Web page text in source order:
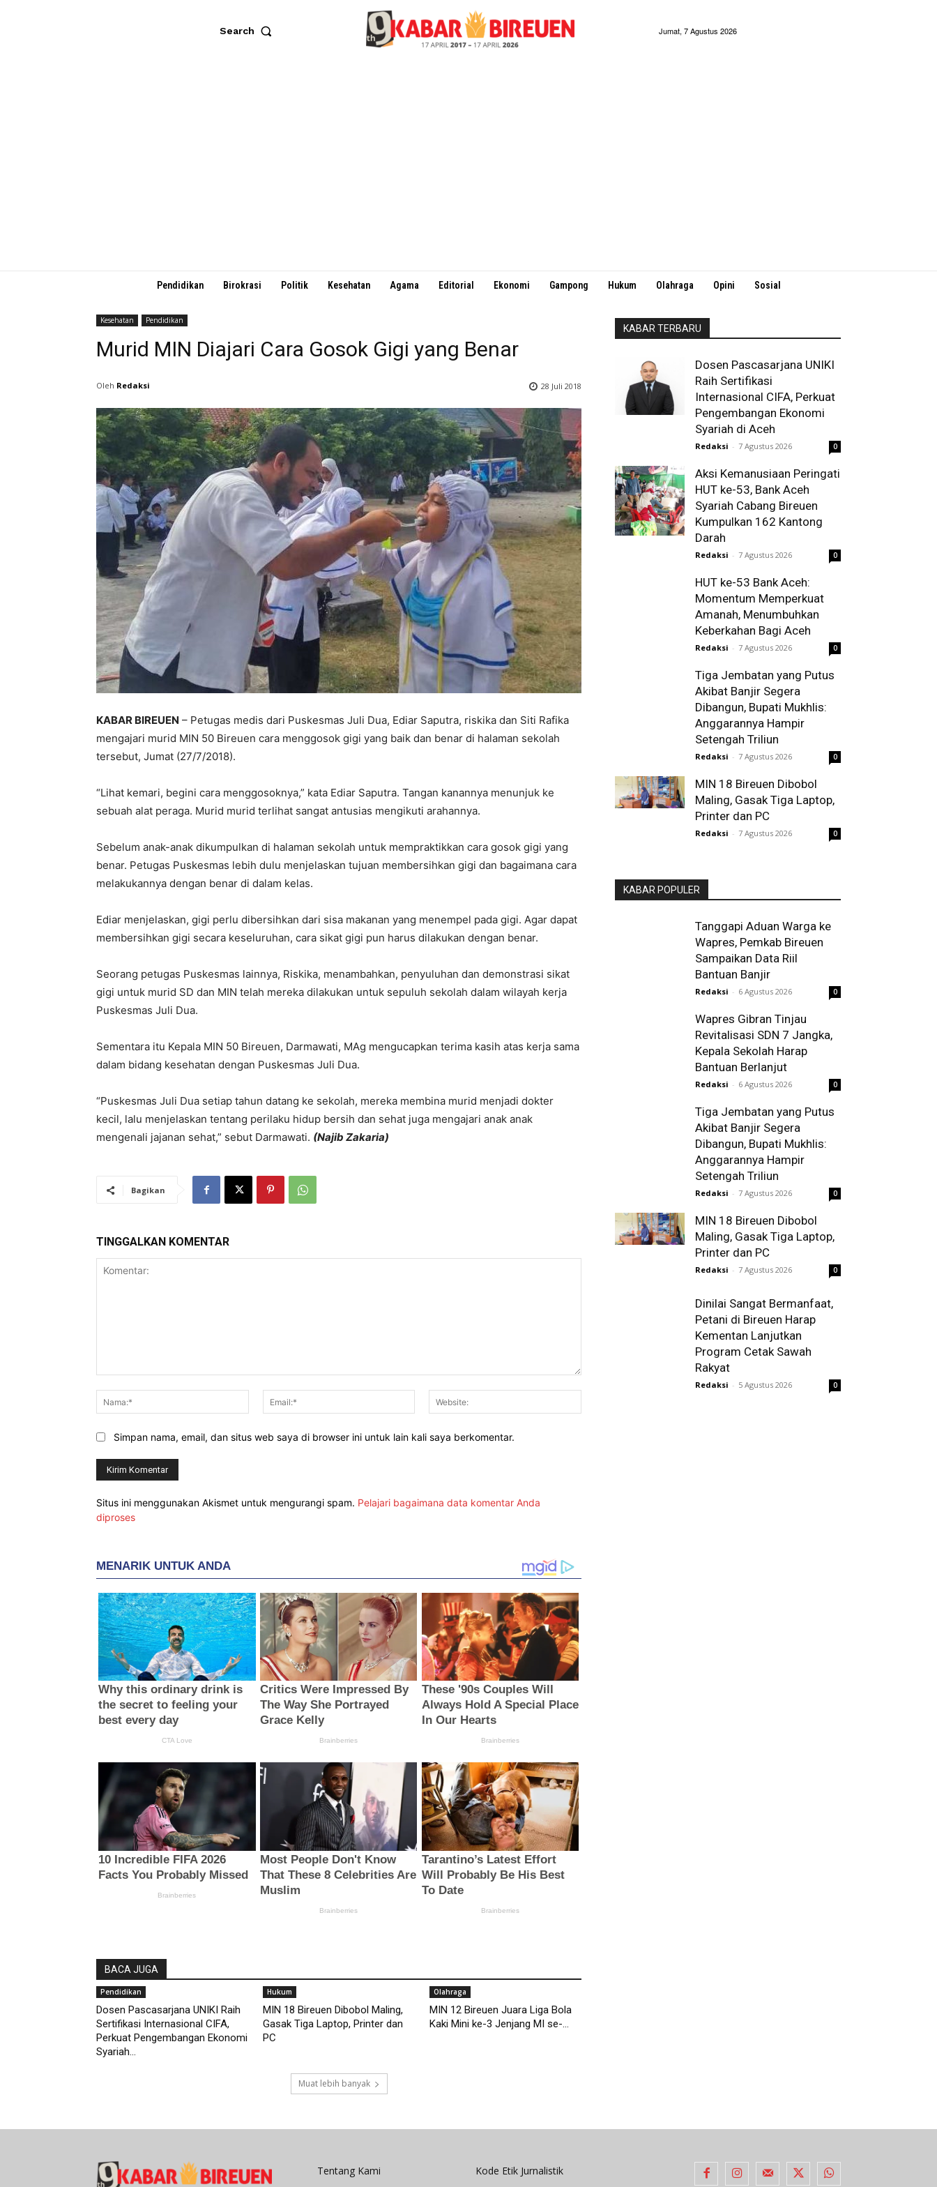
Search Jumat, 7 Agustus 2026
Pendidikan Birokrasi Politik Kesehatan Agama Editorial Ekonomi Gampong Hukum Olahraga Opini Sosial
Kesehatan Pendidikan
Murid MIN Diajari Cara Gosok Gigi yang Benar
Oleh Redaksi 28 Juli 2018
KABAR BIREUEN – Petugas medis dari Puskesmas Juli Dua, Ediar Saputra, riskika dan Siti Rafika
mengajari murid MIN 50 Bireuen cara menggosok gigi yang baik dan benar di halaman sekolah
tersebut, Jumat (27/7/2018).
“Lihat kemari, begini cara menggosoknya,” kata Ediar Saputra. Tangan kanannya menunjuk ke
sebuah alat peraga. Murid murid terlihat sangat antusias mengikuti arahannya.
Sebelum anak-anak dikumpulkan di halaman sekolah untuk mempraktikkan cara gosok gigi yang
benar. Petugas Puskesmas lebih dulu menjelaskan tujuan membersihkan gigi dan bagaimana cara
melakukannya dengan benar di dalam kelas.
Ediar menjelaskan, gigi perlu dibersihkan dari sisa makanan yang menempel pada gigi. Agar dapat
membersihkan gigi secara keseluruhan, cara sikat gigi pun harus dilakukan dengan benar.
Seorang petugas Puskesmas lainnya, Riskika, menambahkan, penyuluhan dan demonstrasi sikat
gigi untuk murid SD dan MIN telah mereka dilakukan untuk sepuluh sekolah dalam wilayah kerja
Puskesmas Juli Dua.
Sementara itu Kepala MIN 50 Bireuen, Darmawati, MAg mengucapkan terima kasih atas kerja sama
dalam bidang kesehatan dengan Puskesmas Juli Dua.
“Puskesmas Juli Dua setiap tahun datang ke sekolah, mereka membina murid menjadi dokter
kecil, lalu menjelaskan tentang perilaku hidup bersih dan sehat juga mengajari anak anak
mengenali jajanan sehat,” sebut Darmawati. (Najib Zakaria)
Bagikan
TINGGALKAN KOMENTAR
Nama:*
Email:*
Simpan nama, email, dan situs web saya di browser ini untuk lain kali saya berkomentar.
Situs ini menggunakan Akismet untuk mengurangi spam. Pelajari bagaimana data komentar Anda
diproses
BACA JUGA
Pendidikan
Dosen Pascasarjana UNIKI Raih
Sertifikasi Internasional CIFA,
Perkuat Pengembangan Ekonomi
Syariah...
Hukum
MIN 18 Bireuen Dibobol Maling,
Gasak Tiga Laptop, Printer dan
PC
Olahraga
MIN 12 Bireuen Juara Liga Bola
Kaki Mini ke-3 Jenjang MI se-...
Muat lebih banyak
KABAR TERBARU
Dosen Pascasarjana UNIKI
Raih Sertifikasi
Internasional CIFA, Perkuat
Pengembangan Ekonomi
Syariah di Aceh
Redaksi - 7 Agustus 2026 0
Aksi Kemanusiaan Peringati
HUT ke-53, Bank Aceh
Syariah Cabang Bireuen
Kumpulkan 162 Kantong
Darah
Redaksi - 7 Agustus 2026 0
HUT ke-53 Bank Aceh:
Momentum Memperkuat
Amanah, Menumbuhkan
Keberkahan Bagi Aceh
Redaksi - 7 Agustus 2026 0
Tiga Jembatan yang Putus
Akibat Banjir Segera
Dibangun, Bupati Mukhlis:
Anggarannya Hampir
Setengah Triliun
Redaksi - 7 Agustus 2026 0
MIN 18 Bireuen Dibobol
Maling, Gasak Tiga Laptop,
Printer dan PC
Redaksi - 7 Agustus 2026 0
KABAR POPULER
Tanggapi Aduan Warga ke
Wapres, Pemkab Bireuen
Sampaikan Data Riil
Bantuan Banjir
Redaksi - 6 Agustus 2026 0
Wapres Gibran Tinjau
Revitalisasi SDN 7 Jangka,
Kepala Sekolah Harap
Bantuan Berlanjut
Redaksi - 6 Agustus 2026 0
Tiga Jembatan yang Putus
Akibat Banjir Segera
Dibangun, Bupati Mukhlis:
Anggarannya Hampir
Setengah Triliun
Redaksi - 7 Agustus 2026 0
MIN 18 Bireuen Dibobol
Maling, Gasak Tiga Laptop,
Printer dan PC
Redaksi - 7 Agustus 2026 0
Dinilai Sangat Bermanfaat,
Petani di Bireuen Harap
Kementan Lanjutkan
Program Cetak Sawah
Rakyat
Redaksi - 5 Agustus 2026 0
Tentang Kami
Kode Etik Jurnalistik